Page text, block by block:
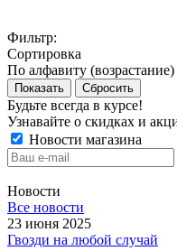
Фильтр:
Сортировка
По алфавиту (возрастание)
Показать Сбросить
Будьте всегда в курсе!
Узнавайте о скидках и
Новости магазина
Новости
Все новости
23 июня 2025
Гвозди на любой случай